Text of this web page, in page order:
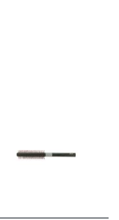
DÉTAILS